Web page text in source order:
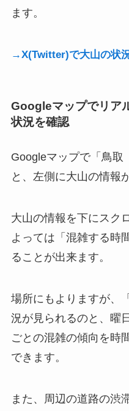
ます。
→X(Twitter)で大山の状
Googleマップでリア
状況を確認
Googleマップで「鳥
と、左側に大山の情報
大山の情報を下にスク
よっては「混雑する時
ることが出来ます。
場所にもよりますが、
況が見られるのと、曜
ごとの混雑の傾向を時
できます。
また、周辺の道路の渋